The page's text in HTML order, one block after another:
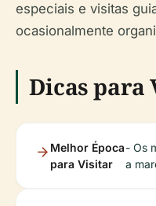
especiais e visitas
ocasionalmente
Dicas para
Melhor Época
para Visitar
- Os
a